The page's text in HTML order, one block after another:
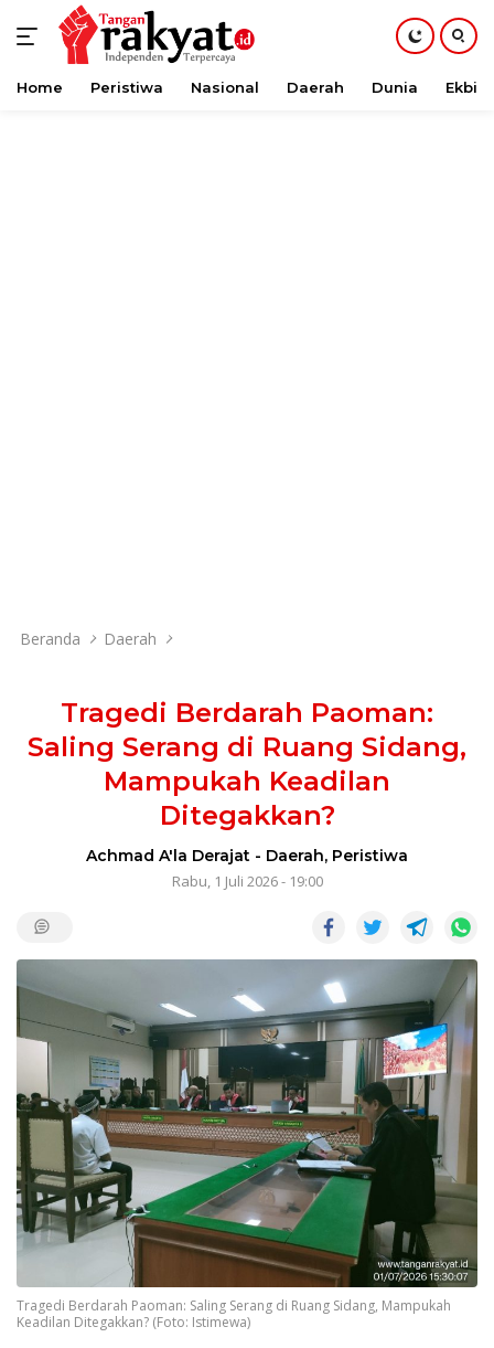
Langsung
Home Peristiwa Nasional Daerah Dunia Ekbis
Beranda Daerah
Tragedi Berdarah Paoman:
Saling Serang di Ruang Sidang,
Mampukah Keadilan
Ditegakkan?
Achmad A'la Derajat - Daerah, Peristiwa
Rabu, 1 Juli 2026 - 19:00
Tragedi Berdarah Paoman: Saling Serang di Ruang Sidang, Mampukah
Keadilan Ditegakkan? (Foto: Istimewa)